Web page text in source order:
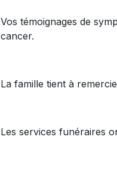
Vos témoignages de
cancer.
La famille tient à
Les services funéraires